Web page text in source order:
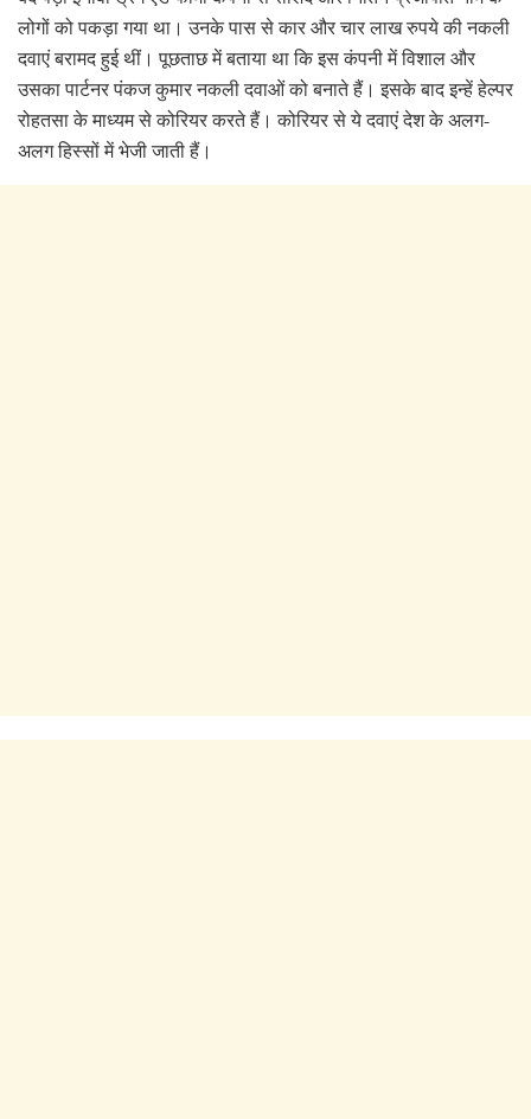
लोगों को पकड़ा गया था। उनके पास से कार और चार लाख रुपये की नकली
दवाएं बरामद हुई थीं। पूछताछ में बताया था कि इस कंपनी में विशाल और
उसका पार्टनर पंकज कुमार नकली दवाओं को बनाते हैं। इसके बाद इन्हें हेल्पर
रोहतसा के माध्यम से कोरियर करते हैं। कोरियर से ये दवाएं देश के अलग-
अलग हिस्सों में भेजी जाती हैं।